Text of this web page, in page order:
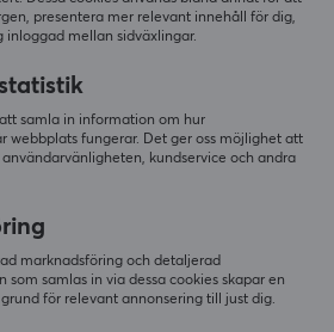
PRINCE Gamingstol
Svart PVC Läder L
2190 kr (2990 kr)
presentera mer relevant innehåll för dig,
inloggad mellan sidväxlingar.
samla in information om hur
webbplats fungerar. Det ger oss möjlighet att
kundservice och andra
marknadsföring och detaljerad
som samlas in via dessa cookies skapar en
för relevant annonsering till just dig.